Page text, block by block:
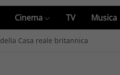
Cinema TV Musica
Casa reale britannica